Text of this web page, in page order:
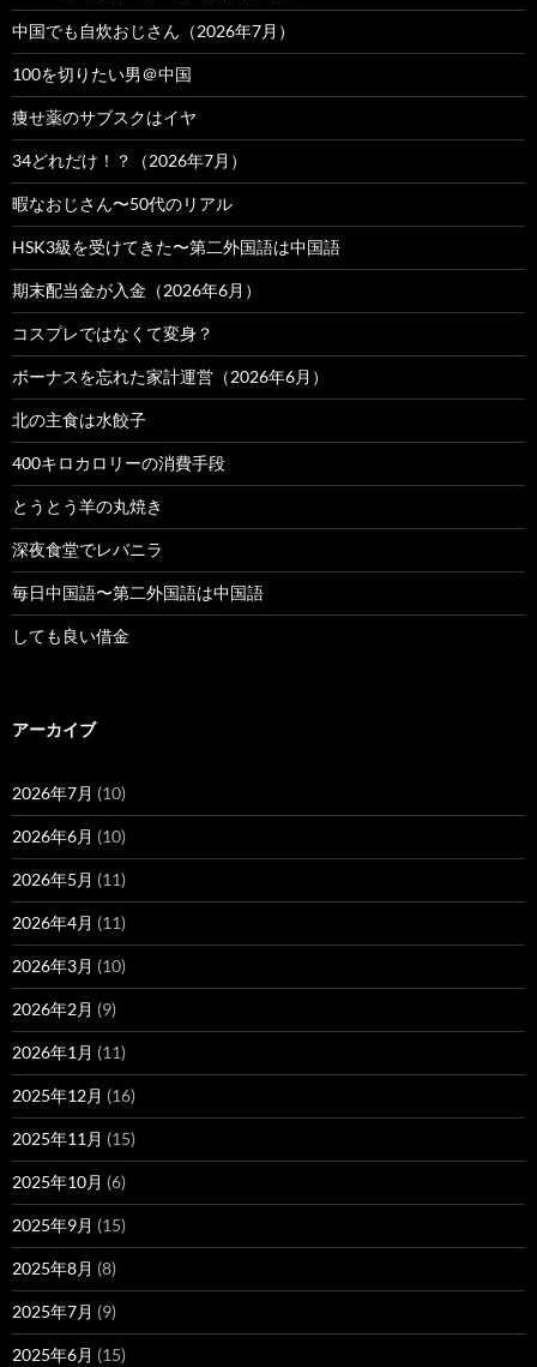
中国でも自炊おじさん（2026年7月）
100を切りたい男＠中国
痩せ薬のサブスクはイヤ
34どれだけ！？（2026年7月）
暇なおじさん〜50代のリアル
HSK3級を受けてきた〜第二外国語は中国語
期末配当金が入金（2026年6月）
コスプレではなくて変身？
ボーナスを忘れた家計運営（2026年6月）
北の主食は水餃子
400キロカロリーの消費手段
とうとう羊の丸焼き
深夜食堂でレバニラ
毎日中国語〜第二外国語は中国語
しても良い借金
アーカイブ
2026年7月 (10)
2026年6月 (10)
2026年5月 (11)
2026年4月 (11)
2026年3月 (10)
2026年2月 (9)
2026年1月 (11)
2025年12月 (16)
2025年11月 (15)
2025年10月 (6)
2025年9月 (15)
2025年8月 (8)
2025年7月 (9)
2025年6月 (15)